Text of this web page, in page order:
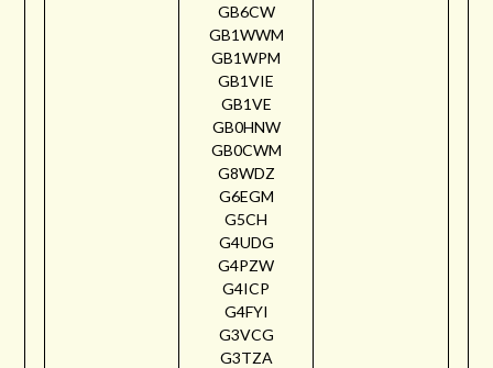
GB6CW
GB1WWM
GB1WPM
GB1VIE
GB1VE
GB0HNW
GB0CWM
G8WDZ
G6EGM
G5CH
G4UDG
G4PZW
G4ICP
G4FYI
G3VCG
G3TZA